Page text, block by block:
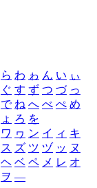
ら わ ゎ ん い ぃ
ぐ す ず つ づ っ
で ね へ べ ぺ め
ょ ろ を
ワ ヮ ン イ ィ キ
ス ズ ツ ヅ ッ ヌ
ヘ ベ ペ メ レ オ
ヲ ―